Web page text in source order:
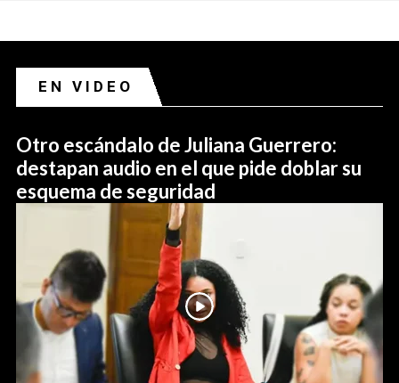
EN VIDEO
Otro escándalo de Juliana Guerrero:
destapan audio en el que pide doblar su
esquema de seguridad